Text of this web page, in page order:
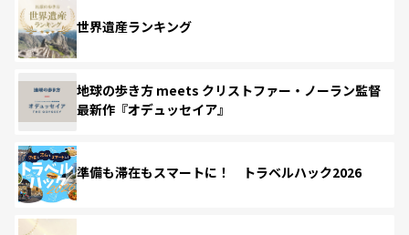
世界遺産ランキング
地球の歩き方 meets クリストファー・ノーラン監督
最新作『オデュッセイア』
準備も滞在もスマートに！ トラベルハック2026